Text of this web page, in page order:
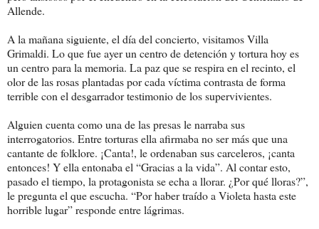
Allende.
A la mañana siguiente, el día del concierto, visitamos Villa
Grimaldi. Lo que fue ayer un centro de detención y tortura hoy es
un centro para la memoria. La paz que se respira en el recinto, el
olor de las rosas plantadas por cada víctima contrasta de forma
terrible con el desgarrador testimonio de los supervivientes.
Alguien cuenta como una de las presas le narraba sus
interrogatorios. Entre torturas ella afirmaba no ser más que una
cantante de folklore. ¡Canta!, le ordenaban sus carceleros, ¡canta
entonces! Y ella entonaba el “Gracias a la vida”. Al contar esto,
pasado el tiempo, la protagonista se echa a llorar. ¿Por qué lloras?”,
le pregunta el que escucha. “Por haber traído a Violeta hasta este
horrible lugar” responde entre lágrimas.